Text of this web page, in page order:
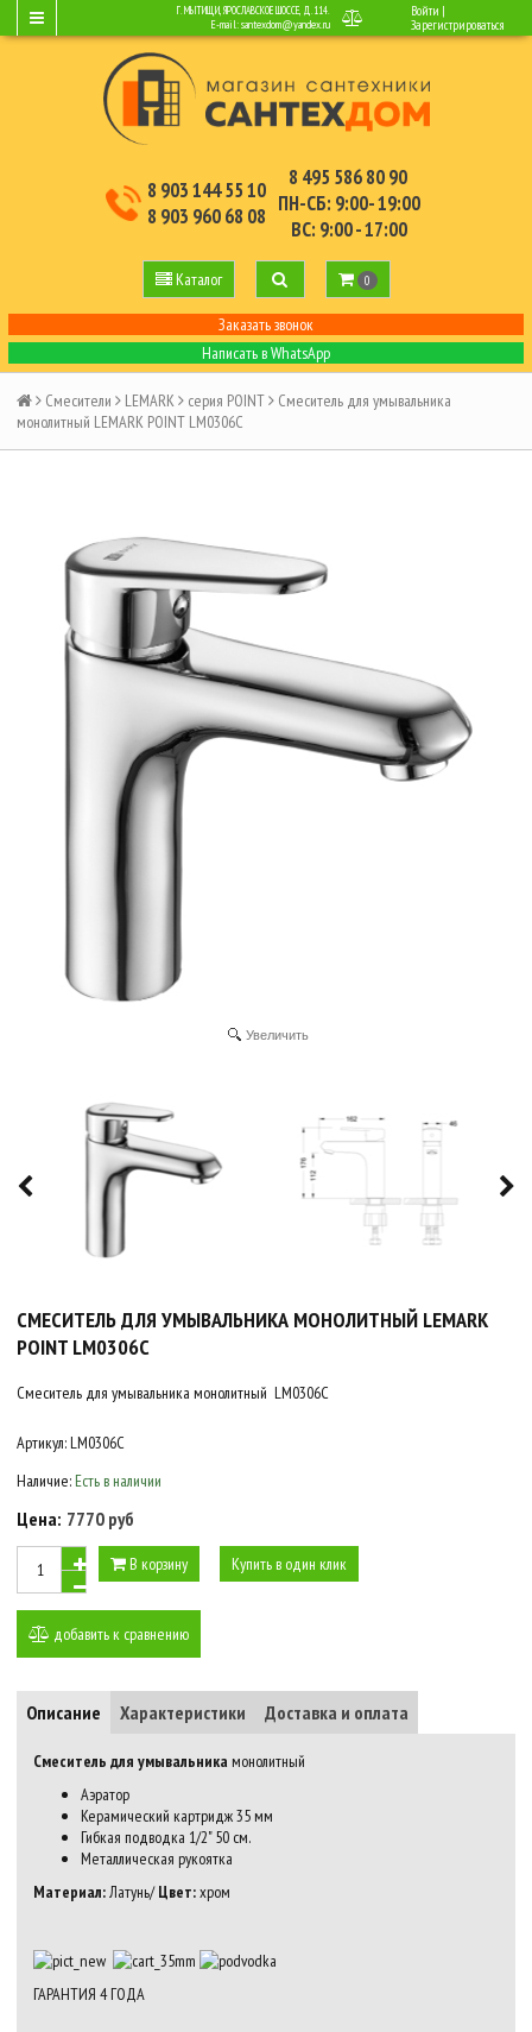
Г. МЫТИЩИ, ЯРОСЛАВСКОЕ ШОССЕ, Д.114.
E-mail:santexdom@yandex.ru
Войти |
Зарегистрироваться
8 903 144 55 10
8 903 960 68 08
8 495 586 80 90
ПН-СБ: 9:00- 19:00
ВС: 9:00 - 17:00
Каталог 0
Заказать звонок
Написать в WhatsApp
Смесители LEMARK серия POINT
Смеситель для умывальника
монолитный LEMARK POINT LM0306C
Увеличить
СМЕСИТЕЛЬ ДЛЯ УМЫВАЛЬНИКА МОНОЛИТНЫЙ LEMARK
POINT LM0306C
Смеситель для умывальника монолитный LM0306C
Артикул:LM0306C
Наличие: Есть в наличии
Цена: 7770 руб
В корзину Купить в один клик
добавить к сравнению
Описание Характеристики Доставка и оплата
Смеситель для умывальника монолитный
Аэратор
Керамический картридж 35 мм
Гибкая подводка 1/2" 50 см.
Металлическая рукоятка
Материал:Латунь/ Цвет:хром
ГАРАНТИЯ 4ГОДА